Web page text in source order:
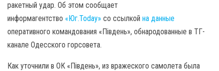
ракетный удар. Об этом сообщает
информагентство «Юг.Today» со ссылкой на данные
оперативного командования «Південь», обнародованные в ТГ-
канале Одесского горсовета.
Как уточнили в ОК «Південь», из вражеского самолета была